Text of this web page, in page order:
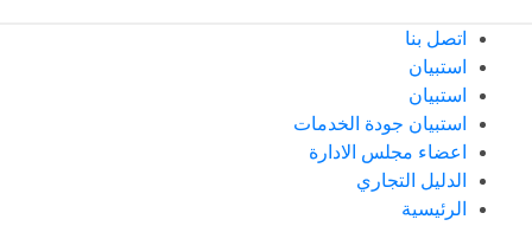
اتصل بنا
استبيان
استبيان
استبيان جودة الخدمات
اعضاء مجلس الادارة
الدليل التجاري
الرئيسية